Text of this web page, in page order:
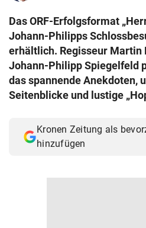
search
eingeben
© Krone Multimedia GmbH & Co
Muthgasse 2, 1190 Wien
Das ORF-Erfolgsformat
Johann-Philipps
erhältlich. Regisseur Martin
Johann-Philipp Spiegelfeld
das spannende Anekdoten,
Seitenblicke und lustige
Kronen Zeitung als
hinzufügen